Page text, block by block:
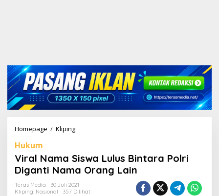
Homepage / Kliping
a
l
N
a
m
Hukum
Viral Nama Siswa Lulus Bintara Polri
Diganti Nama Orang Lain
Teras Media
30 Juli 2021
Kliping, Nasional 357 Dilihat